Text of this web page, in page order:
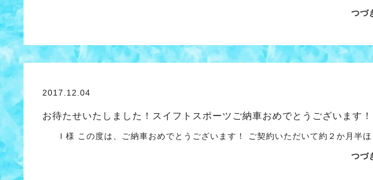
つづ
2017.12.04
お待たせいたしました！スイフトスポーツご納車おめでとうございます！
Ｉ様 この度は、ご納車おめでとうございます！ ご契約いただいて約２か月半ほ
つづ